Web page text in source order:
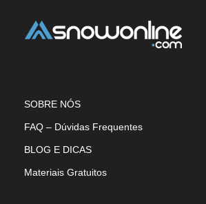
SOBRE NÓS
FAQ – Dúvidas Frequentes
BLOG E DICAS
Materiais Gratuitos